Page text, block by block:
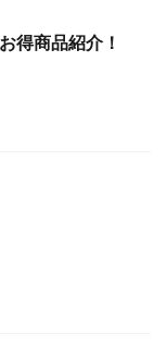
得商品紹介！